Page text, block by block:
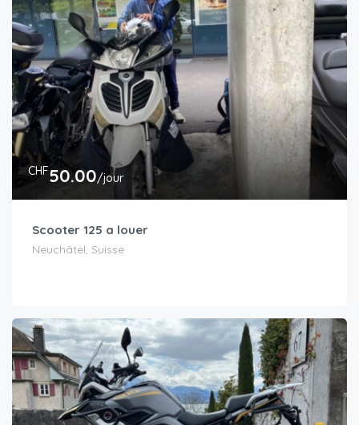
CHF50.00/jour
Scooter 125 a louer
Neuchâtel, Suisse